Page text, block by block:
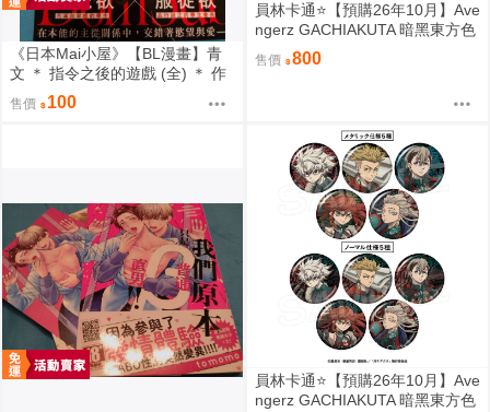
《日本Mai小屋》【BL漫畫】青
文 ＊ 指令之後的遊戲 (全) ＊ 作
者：オオタコマメ
售價 100
員林卡通⭐️【預購26年10月】Ave
ngerz GACHIAKUTA 暗黑東方色
彩 插圖卡片收藏集 中盒 0814
售價 800
員林卡通⭐️【預購26年10月】Ave
ngerz GACHIAKUTA 暗黑東方色